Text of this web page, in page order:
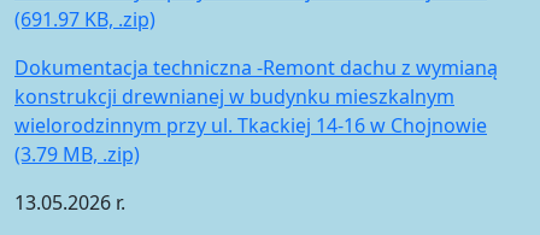
(691.97 KB, .zip)
Dokumentacja techniczna -Remont dachu z wymianą
konstrukcji drewnianej w budynku mieszkalnym
wielorodzinnym przy ul. Tkackiej 14-16 w Chojnowie
(3.79 MB, .zip)
13.05.2026 r.